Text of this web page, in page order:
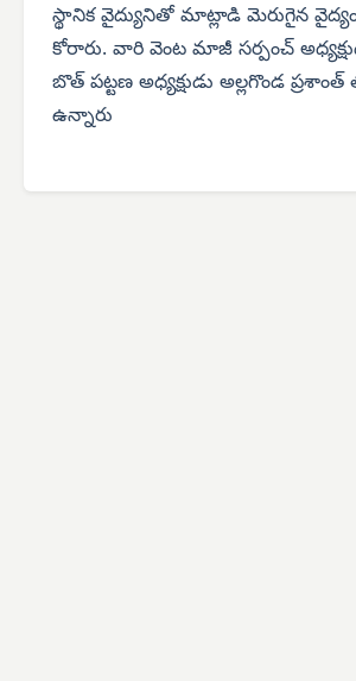
స్థానిక వైద్యునితో మాట్లాడి మెరుగైన
కోరారు. వారి వెంట మాజీ సర్పంచ్
బొత్ పట్టణ అధ్యక్షుడు అల్లగొండ
ఉన్నారు